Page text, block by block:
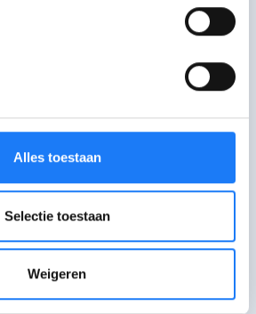
Alles toestaan
Selectie toestaan
Weigeren
je van deze